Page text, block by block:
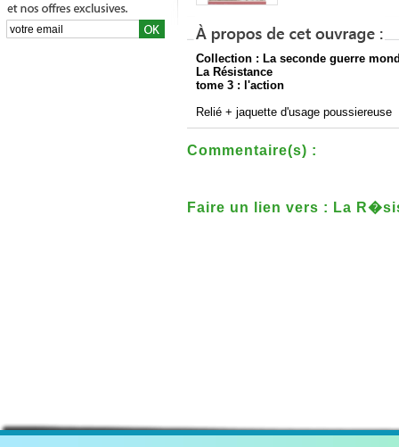
Collection : La seconde guerre
La Résistance
tome 3 : l'action
Relié + jaquette d'usage poussiereuse
Commentaire(s) :
Faire un lien vers : La